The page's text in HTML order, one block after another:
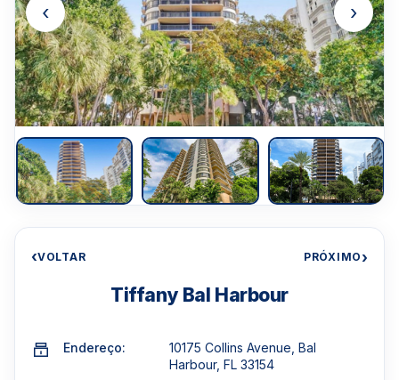
‹ ›
‹VOLTAR PRÓXIMO›
Tiffany Bal Harbour
Endereço:
10175 Collins Avenue, Bal
Harbour, FL 33154